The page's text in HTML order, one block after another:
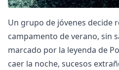
Un grupo de jóvenes decide
campamento de verano, sin
marcado por la leyenda de
caer la noche, sucesos